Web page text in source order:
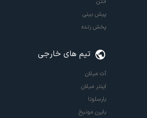
پیش بینی
پخش زنده
تیم های خارجی
آث میلان
اینتر میلان
بارسلونا
بایرن مونیخ